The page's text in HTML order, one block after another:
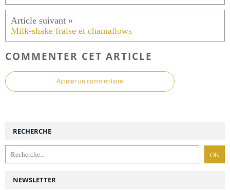
Milk-shake fraise et chamallows
COMMENTER CET ARTICLE
Ajouter un commentaire
NEWSLETTER
RECHERCHE